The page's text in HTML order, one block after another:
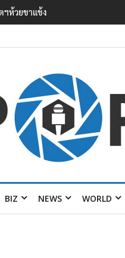
ขึงป้าย ‘ไม่
BIZ NEWS WORLD